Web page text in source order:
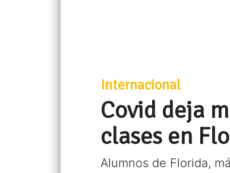
Internacional
Covid deja
clases en
Alumnos de Florida,